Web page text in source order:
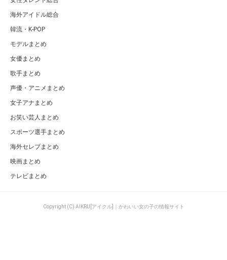
海外アイドル総合
韓流・K-POP
モデルまとめ
女優まとめ
歌手まとめ
声優・アニメまとめ
女子アナまとめ
お笑い芸人まとめ
スポーツ選手まとめ
海外セレブまとめ
映画まとめ
テレビまとめ
Copyright (C) AIKRU[アイクル]｜かわいい女の子の情報サイト